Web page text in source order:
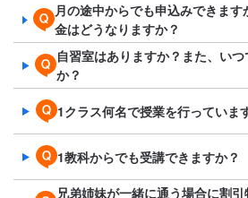
月の途中からでも申込みできま
金はどうなりますか？
自習室はありますか？また、い
か？
1クラス何名で授業を行っていま
1教科からでも受講できますか？
兄弟姉妹が一緒に通う場合に割